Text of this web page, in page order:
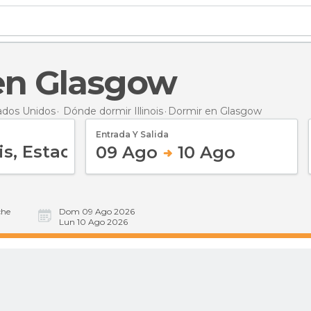
Glasgow
Unidos Dónde dormir Illinois Dormir en Glasgow
Entrada Y Salida
09 Ago 10 Ago
Dom 09 Ago 2026
Lun 10 Ago 2026